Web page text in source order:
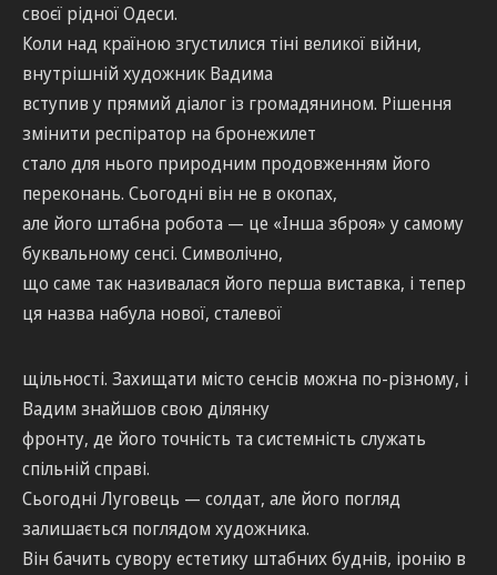
своєї рідної Одеси.
Коли над країною згустилися тіні великої війни,
внутрішній художник Вадима
вступив у прямий діалог із громадянином. Рішення
змінити респіратор на бронежилет
стало для нього природним продовженням його
переконань. Сьогодні він не в окопах,
але його штабна робота — це «Інша зброя» у самому
буквальному сенсі. Символічно,
що саме так називалася його перша виставка, і тепер
ця назва набула нової, сталевої
щільності. Захищати місто сенсів можна по-різному, і
Вадим знайшов свою ділянку
фронту, де його точність та системність служать
спільній справі.
Сьогодні Луговець — солдат, але його погляд
залишається поглядом художника.
Він бачить сувору естетику штабних буднів, іронію в